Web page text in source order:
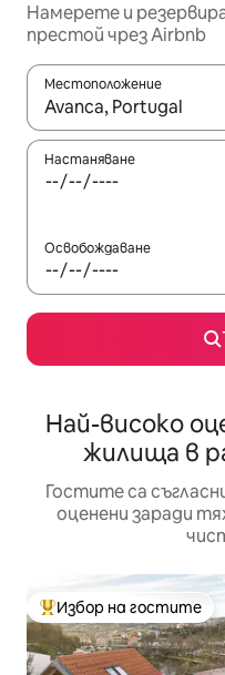
Намерете и
престой чрез Airbnb
Местоположение
Когато резултатите
Настаняване
Освобождаване
Най-високо
жилища в
Гостите са
оценени заради
Най-популярен избор
Избор на гостите